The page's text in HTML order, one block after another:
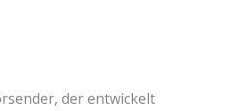
der entwickelt